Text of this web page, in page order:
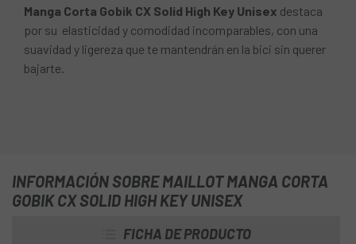
Manga Corta Gobik CX Solid High Key Unisex destaca
por su elasticidad y comodidad incomparables, con una
suavidad y ligereza que te mantendrán en la bici sin querer
bajarte.
INFORMACIÓN SOBRE MAILLOT MANGA CORTA
GOBIK CX SOLID HIGH KEY UNISEX
FICHA DE PRODUCTO